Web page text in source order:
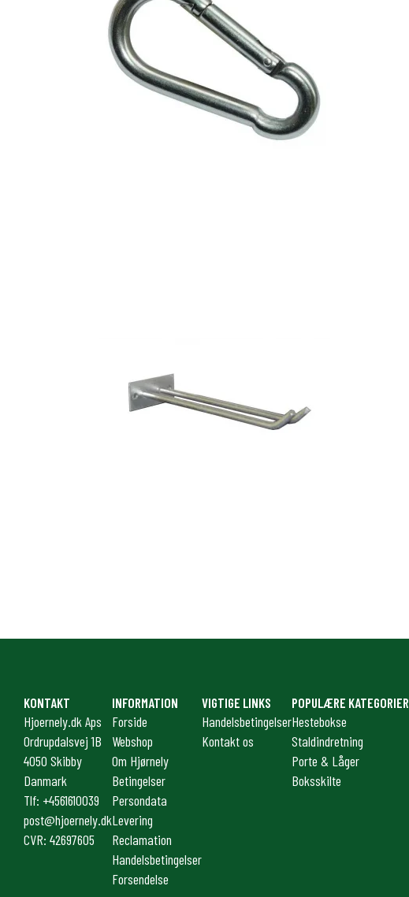
KONTAKT
Hjoernely.dk Aps
Ordrupdalsvej 1B
4050 Skibby
Danmark
Tlf: +4561610039
post@hjoernely.dk
CVR: 42697605
INFORMATION
Forside
Webshop
Om Hjørnely
Betingelser
Persondata
Levering
Reclamation
Handelsbetingelser
Forsendelse
VIGTIGE LINKS
Handelsbetingelser
Kontakt os
POPULÆRE KATEGORIER
Hestebokse
Staldindretning
Porte & Låger
Boksskilte